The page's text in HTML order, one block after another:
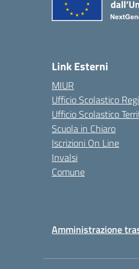
Link Esterni
MIUR
Ufficio Scolastico
Ufficio Scolastico
Scuola in Chiaro
Iscrizioni On Line
Invalsi
Comune
Amministrazione